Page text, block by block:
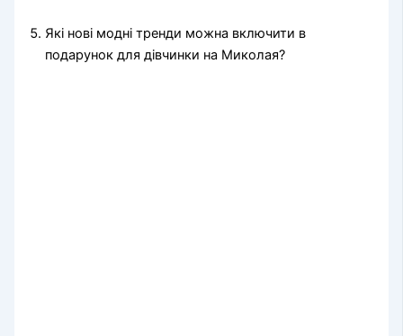
Які нові модні тренди можна включити в
подарунок для дівчинки на Миколая?